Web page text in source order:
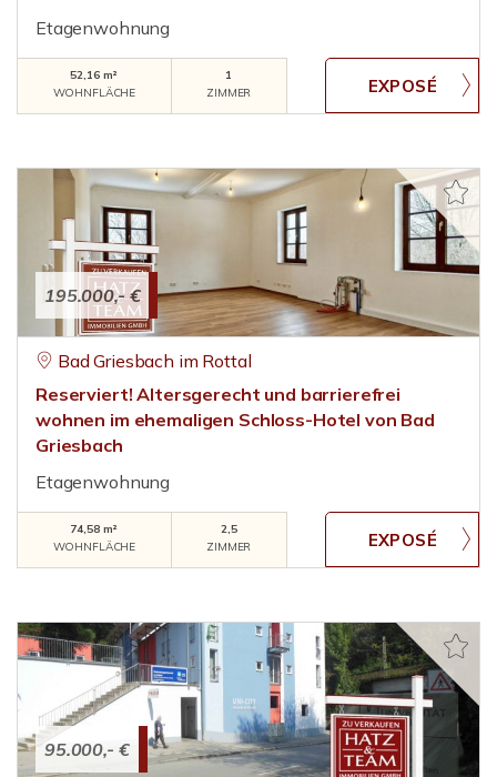
Etagenwohnung
52,16 m²
WOHNFLÄCHE
1
ZIMMER
195.000,- €
Bad Griesbach im Rottal
Reserviert! Altersgerecht und barrierefrei
wohnen im ehemaligen Schloss-Hotel von Bad
Griesbach
Etagenwohnung
74,58 m²
WOHNFLÄCHE
2,5
ZIMMER
95.000,- €